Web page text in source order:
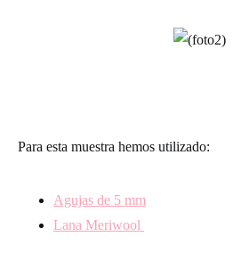
Para esta muestra hemos utilizado:
Agujas de 5 mm
Lana Meriwool